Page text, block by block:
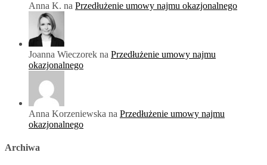
Anna K. na Przedłużenie umowy najmu okazjonalnego
Joanna Wieczorek na Przedłużenie umowy najmu
okazjonalnego
Anna Korzeniewska na Przedłużenie umowy najmu
okazjonalnego
Archiwa